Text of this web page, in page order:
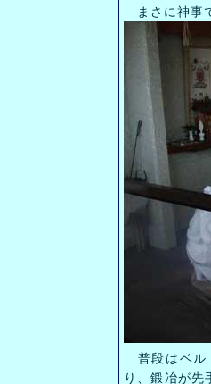
まさに神事
普段はベル
り、鍛冶が